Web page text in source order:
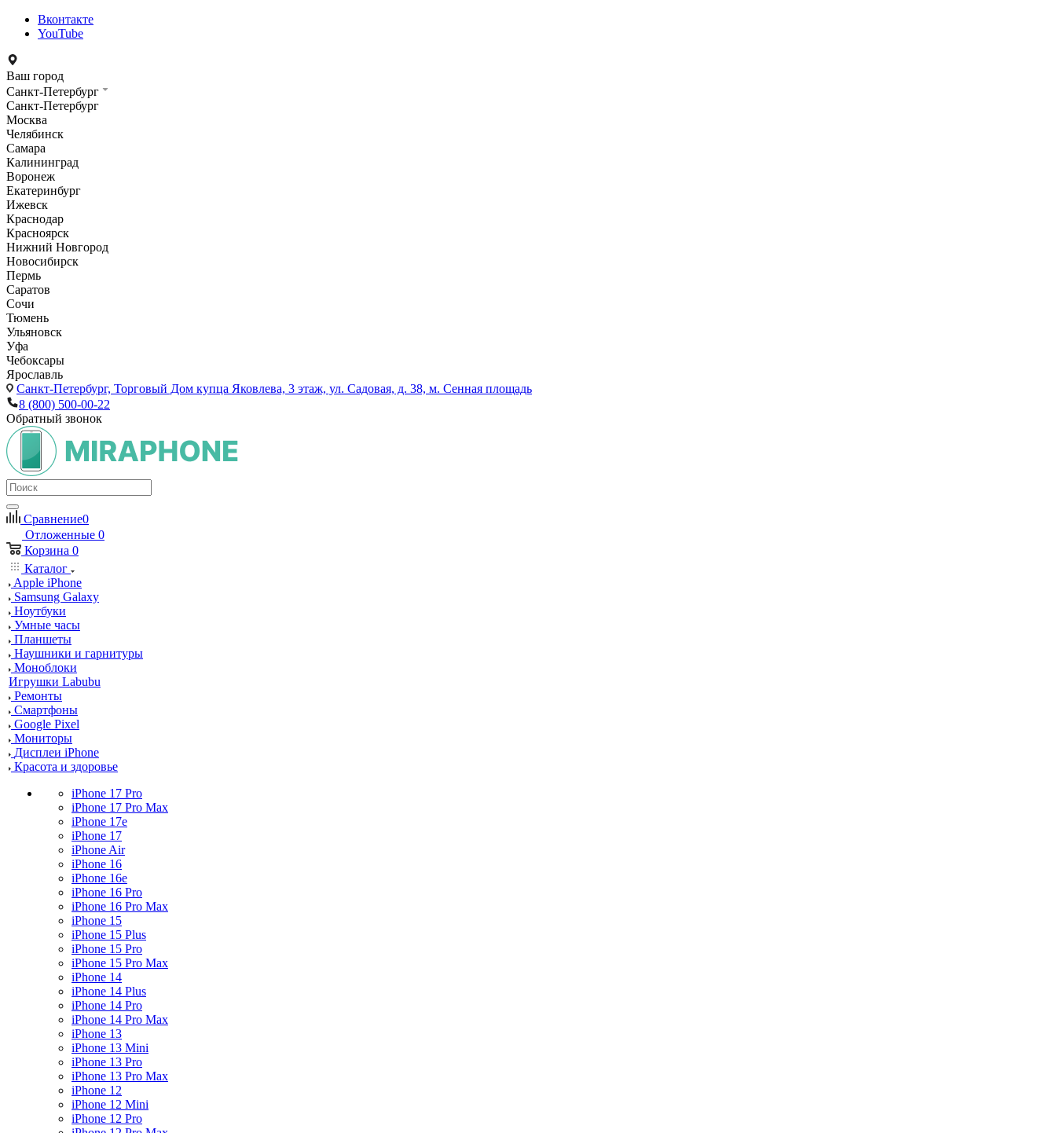
Вконтакте
YouTube
Ваш город
Санкт-Петербург
Санкт-Петербург
Москва
Челябинск
Самара
Калининград
Воронеж
Екатеринбург
Ижевск
Краснодар
Красноярск
Нижний Новгород
Новосибирск
Пермь
Саратов
Сочи
Тюмень
Ульяновск
Уфа
Чебоксары
Ярославль
Санкт-Петербург, Торговый Дом купца Яковлева, 3 этаж, ул. Садовая, д. 38, м. Сенная площадь
8 (800) 500-00-22
Обратный звонок
Сравнение0
Отложенные 0
Корзина 0
Каталог
Apple iPhone
Samsung Galaxy
Ноутбуки
Умные часы
Планшеты
Наушники и гарнитуры
Моноблоки
Игрушки Labubu
Ремонты
Смартфоны
Google Pixel
Мониторы
Дисплеи iPhone
Красота и здоровье
iPhone 17 Pro
iPhone 17 Pro Max
iPhone 17e
iPhone 17
iPhone Air
iPhone 16
iPhone 16e
iPhone 16 Pro
iPhone 16 Pro Max
iPhone 15
iPhone 15 Plus
iPhone 15 Pro
iPhone 15 Pro Max
iPhone 14
iPhone 14 Plus
iPhone 14 Pro
iPhone 14 Pro Max
iPhone 13
iPhone 13 Mini
iPhone 13 Pro
iPhone 13 Pro Max
iPhone 12
iPhone 12 Mini
iPhone 12 Pro